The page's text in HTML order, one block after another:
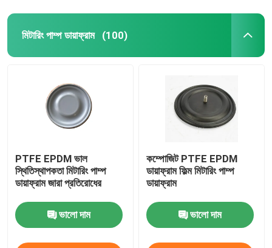
মিটারিং পাম্প ডায়াফ্রাম (100)
PTFE EPDM ভাল
স্থিতিস্থাপকতা মিটারিং পাম্প
ডায়াফ্রাম জারা প্রতিরোধের
ভালো দাম
কম্পোজিট PTFE EPDM
ডায়াফ্রাম ফিল্ম মিটারিং পাম্প
ডায়াফ্রাম
ভালো দাম